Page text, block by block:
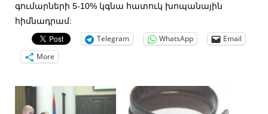
գումարների 5-10% կգնա հատուկ խոպանային
հիմնադրամ:
Telegram WhatsApp
Email
More